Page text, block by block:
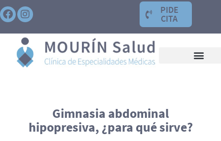
PIDE
CITA
Gimnasia abdominal
hipopresiva, ¿para qué sirve?